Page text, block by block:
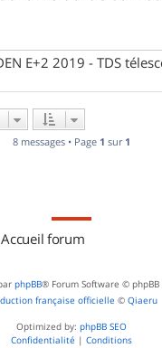
E+2 2019 - TDS
8 messages • Page 1 sur 1
Accueil forum
phpBB® Forum Software © phpBB
française officielle © Qiaeru
Optimized by: phpBB SEO
Confidentialité | Conditions